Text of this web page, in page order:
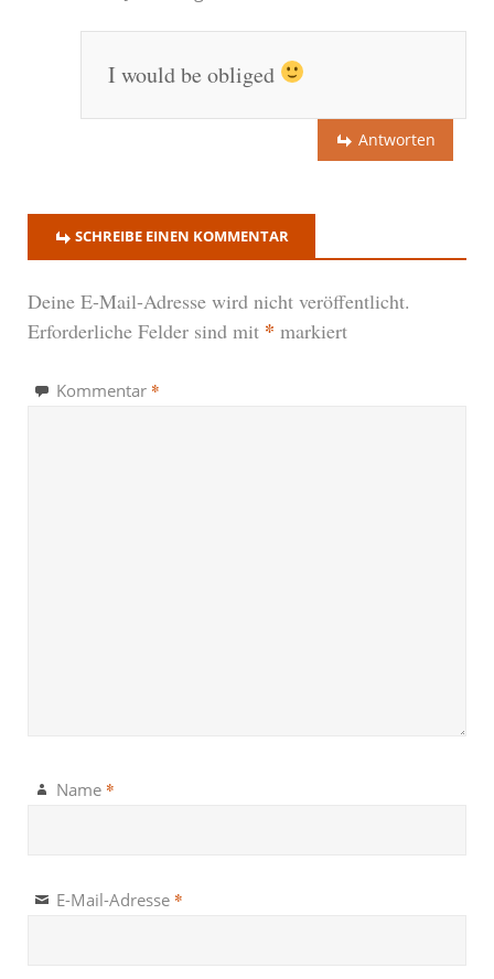
I would be obliged
Antworten
SCHREIBE EINEN KOMMENTAR
Deine E-Mail-Adresse wird nicht veröffentlicht.
Erforderliche Felder sind mit * markiert
Kommentar *
Name *
E-Mail-Adresse *